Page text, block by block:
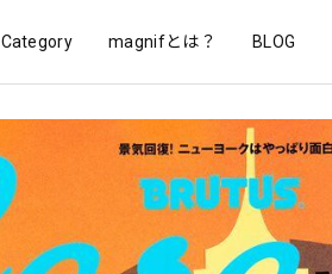
Category magnifとは？ BLOG